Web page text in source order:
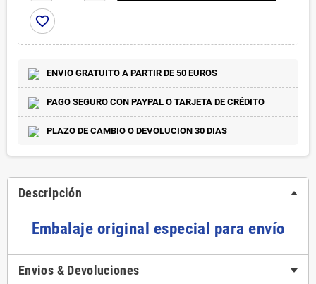
favorite_border
ENVIO GRATUITO A PARTIR DE 50 EUROS
PAGO SEGURO CON PAYPAL O TARJETA DE CRÉDITO
PLAZO DE CAMBIO O DEVOLUCION 30 DIAS
Descripción
Embalaje original especial para envío
Envios & Devoluciones